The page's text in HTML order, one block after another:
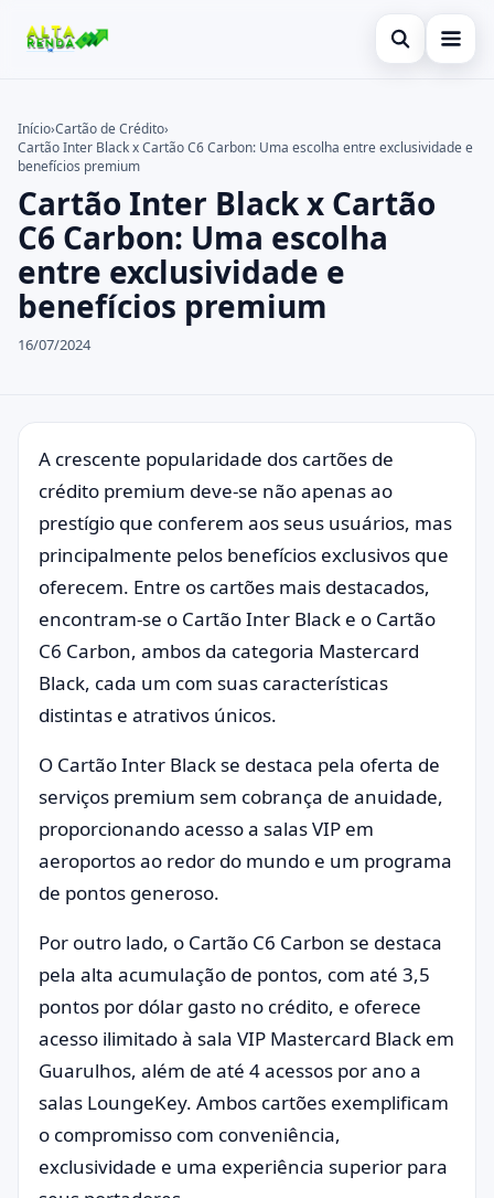
Abrir busca
Cartão de Crédito
Novidades
Empréstimo
Legal
Buscar no site
Buscar por:
Pressione Enter para buscar ou ESC para fechar.
Início›Cartão de Crédito›
Cartão Inter Black x Cartão C6 Carbon: Uma escolha entre exclusividade e
benefícios premium
Cartão Inter Black x Cartão
C6 Carbon: Uma escolha
entre exclusividade e
benefícios premium
16/07/2024
A crescente popularidade dos cartões de
crédito premium deve-se não apenas ao
prestígio que conferem aos seus usuários, mas
principalmente pelos benefícios exclusivos que
oferecem. Entre os cartões mais destacados,
encontram-se o Cartão Inter Black e o Cartão
C6 Carbon, ambos da categoria Mastercard
Black, cada um com suas características
distintas e atrativos únicos.
O Cartão Inter Black se destaca pela oferta de
serviços premium sem cobrança de anuidade,
proporcionando acesso a salas VIP em
aeroportos ao redor do mundo e um programa
de pontos generoso.
Por outro lado, o Cartão C6 Carbon se destaca
pela alta acumulação de pontos, com até 3,5
pontos por dólar gasto no crédito, e oferece
acesso ilimitado à sala VIP Mastercard Black em
Guarulhos, além de até 4 acessos por ano a
salas LoungeKey. Ambos cartões exemplificam
o compromisso com conveniência,
exclusividade e uma experiência superior para